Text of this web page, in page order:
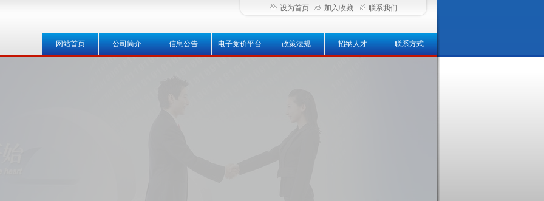
网站首页 公司简介 信息公告 电子竞价平台 政策法规 招纳人才 联系方式
设为首页 加入收藏 联系我们